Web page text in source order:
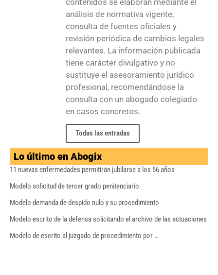
análisis de normativa vigente,
consulta de fuentes oficiales y
revisión periódica de cambios legales
relevantes. La información publicada
tiene carácter divulgativo y no
sustituye el asesoramiento jurídico
profesional, recomendándose la
consulta con un abogado colegiado
en casos concretos.
Todas las entradas
Lo último en Abogix
11 nuevas enfermedades permitirán jubilarse a los 56 años
Modelo solicitud de tercer grado penitenciario
Modelo demanda de despido nulo y su procedimiento
Modelo escrito de la defensa solicitando el archivo de las actuaciones
Modelo de escrito al juzgado de procedimiento por …